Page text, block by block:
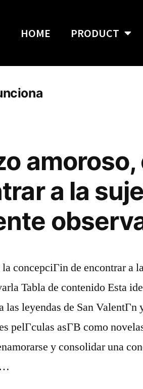
HOME PRODUCT
amoroso,
a la
concepciГіn de encontrar a
Tabla de contenido Esta
leyendas de San ValentГ­n
pelГ­culas asГ­В­ como
y consolidar una
…